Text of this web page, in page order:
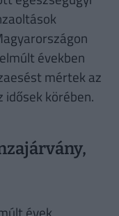
években
mértek az
körében.